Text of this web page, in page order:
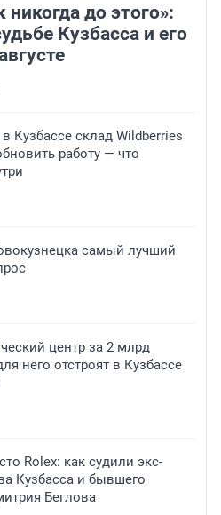
никогда до этого»:
Кузбасса и его
Кузбассе склад Wildberries
работу — что
самый лучший
центр за 2 млрд
него отстроят в Кузбассе
Rolex: как судили экс-
Кузбасса и бывшего
Беглова